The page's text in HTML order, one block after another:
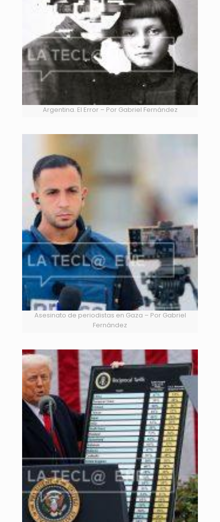
Argentina. El Error – Por Gabriel Fernández
Asesinato de periodistas en Gaza – Por Gabriel
Fernández